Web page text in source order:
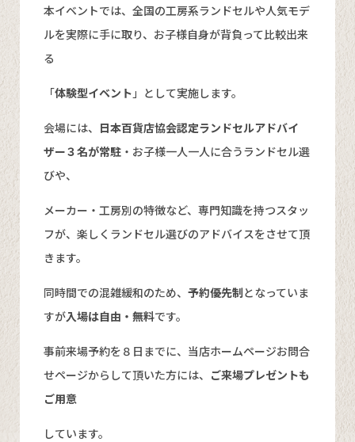
本イベントでは、全国の工房系ランドセルや人気モデ
ルを実際に手に取り、お子様自身が背負って比較出来
る
「体験型イベント 」として実施します。
会場には、 日本百貨店協会認定ランドセルアドバイ
ザー３名が常駐 ・お子様一人一人に合うランドセル選
びや、
メーカー・工房別の特徴など、専門知識を持つスタッ
フが、楽しくランドセル選びのアドバイスをさせて頂
きます。
同時間での混雑緩和のため、 予約優先制となっていま
すが入場は自由・無料です。
事前来場予約を８日までに、当店ホームページお問合
せページからして頂いた方には、 ご来場プレゼントも
ご用意
しています。